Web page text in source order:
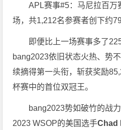
APL赛事#5：马尼拉百万
场，共1,212名参赛者创下约
即便比上一场赛事多了
bang2023依旧状态火热、势
续摘得第一头衔，斩获奖励
杯赛中的首位双冠王。
bang2023势如破竹的战
2023 WSOP的美国选手Chad